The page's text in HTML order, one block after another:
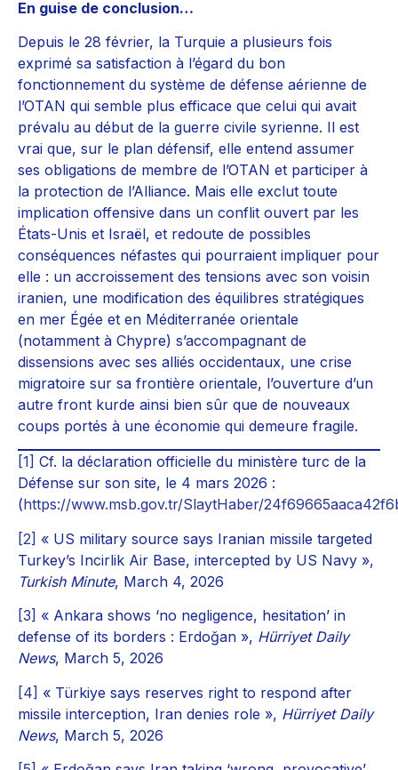
En guise de conclusion…
Depuis le 28 février, la Turquie a plusieurs fois
exprimé sa satisfaction à l’égard du bon
fonctionnement du système de défense aérienne de
l’OTAN qui semble plus efficace que celui qui avait
prévalu au début de la guerre civile syrienne. Il est
vrai que, sur le plan défensif, elle entend assumer
ses obligations de membre de l’OTAN et participer à
la protection de l’Alliance. Mais elle exclut toute
implication offensive dans un conflit ouvert par les
États-Unis et Israël, et redoute de possibles
conséquences néfastes qui pourraient impliquer pour
elle : un accroissement des tensions avec son voisin
iranien, une modification des équilibres stratégiques
en mer Égée et en Méditerranée orientale
(notamment à Chypre) s’accompagnant de
dissensions avec ses alliés occidentaux, une crise
migratoire sur sa frontière orientale, l’ouverture d’un
autre front kurde ainsi bien sûr que de nouveaux
coups portés à une économie qui demeure fragile.
[1] Cf. la déclaration officielle du ministère turc de la
Défense sur son site, le 4 mars 2026 :
(https://www.msb.gov.tr/SlaytHaber/
[2] « US military source says Iranian missile targeted
Turkey’s Incirlik Air Base, intercepted by US Navy »,
Turkish Minute, March 4, 2026
[3] « Ankara shows ‘no negligence, hesitation’ in
defense of its borders : Erdoğan », Hürriyet Daily
News, March 5, 2026
[4] « Türkiye says reserves right to respond after
missile interception, Iran denies role », Hürriyet Daily
News, March 5, 2026